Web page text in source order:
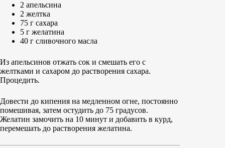
2 апельсина
2 желтка
75 г сахара
5 г желатина
40 г сливочного масла
Из апельсинов отжать сок и смешать его с
желтками и сахаром до растворения сахара.
Процедить.
Довести до кипения на медленном огне, постоянно
помешивая, затем остудить до 75 градусов.
Желатин замочить на 10 минут и добавить в курд,
перемешать до растворения желатина.